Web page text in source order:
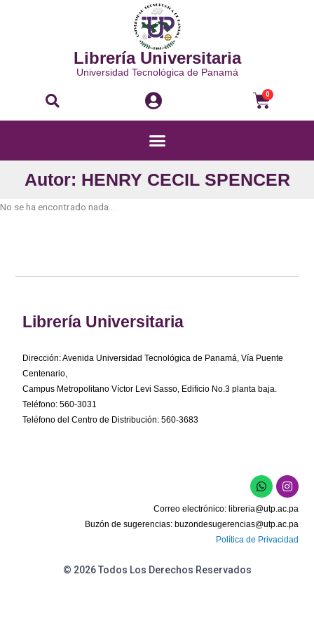
Librería Universitaria
Universidad Tecnológica de Panamá
Buscar 0
Menú
Autor: HENRY CECIL SPENCER
No se ha encontrado nada...
Librería Universitaria
Dirección: Avenida Universidad Tecnológica de Panamá, Vía Puente
Centenario,
Campus Metropolitano Víctor Levi Sasso, Edificio No.3 planta baja.
Teléfono: 560-3031
Teléfono del Centro de Distribución: 560-3683
W
h
a
t
s
a
p
I
n
s
t
a
g
r
Correo electrónico: libreria@utp.ac.pa
Buzón de sugerencias: buzondesugerencias@utp.ac.pa
Política de Privacidad
© 2026 Todos Los Derechos Reservados